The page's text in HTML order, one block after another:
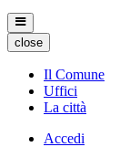
close
Il Comune
Uffici
La città
Accedi